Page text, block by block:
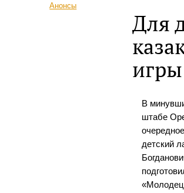
Анонсы
Для
игры
В
штабе
детский